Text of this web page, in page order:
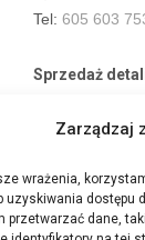
Zarządzaj
wrażenia,
uzyskiwania dostępu
przetwarzać dane,
Tel: 605 603
Sprzedaż
E-mail:
Godziny
Pon–Pt: 8:00 –